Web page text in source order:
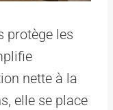
protège les
nette à la
elle se place